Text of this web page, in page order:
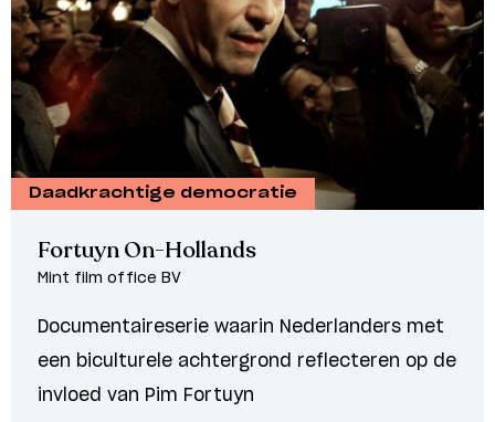
Daadkrachtige democratie
Fortuyn On-Hollands
Mint film office BV
Documentaireserie waarin Nederlanders met
een biculturele achtergrond reflecteren op de
invloed van Pim Fortuyn